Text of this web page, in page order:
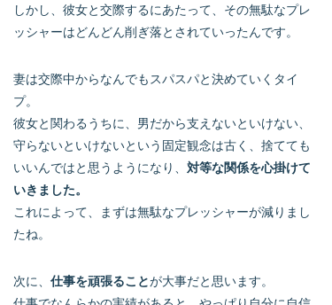
しかし、彼女と交際するにあたって、その無駄なプレ
ッシャーはどんどん削ぎ落とされていったんです。
妻は交際中からなんでもスパスパと決めていくタイ
プ。
彼女と関わるうちに、男だから支えないといけない、
守らないといけないという固定観念は古く、捨てても
いいんではと思うようになり、 対等な関係を心掛けて
いきました。
これによって、まずは無駄なプレッシャーが減りまし
たね。
次に、 仕事を頑張ることが大事だと思います。